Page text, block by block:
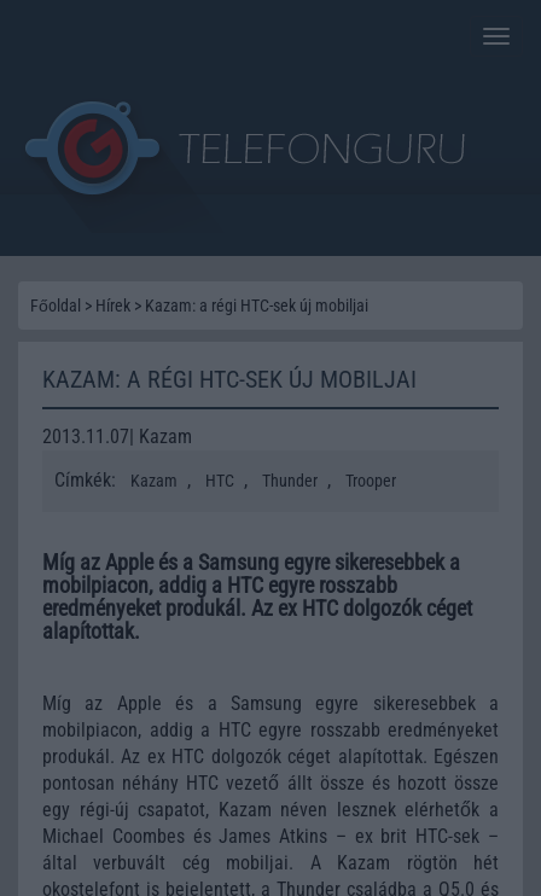
Toggle
Főoldal > Hírek > Kazam: a régi HTC-sek új mobiljai
KAZAM: A RÉGI HTC-SEK ÚJ MOBILJAI
2013.11.07| Kazam
Címkék:
Kazam , HTC , Thunder , Trooper
Míg az Apple és a Samsung egyre sikeresebbek a
mobilpiacon, addig a HTC egyre rosszabb
eredményeket produkál. Az ex HTC dolgozók céget
alapítottak.
Míg az Apple és a Samsung egyre sikeresebbek a
mobilpiacon, addig a HTC egyre rosszabb eredményeket
produkál. Az ex HTC dolgozók céget alapítottak. Egészen
pontosan néhány HTC vezető állt össze és hozott össze
egy régi-új csapatot, Kazam néven lesznek elérhetők a
Michael Coombes és James Atkins – ex brit HTC-sek –
által verbuvált cég mobiljai. A Kazam rögtön hét
okostelefont is bejelentett, a Thunder családba a Q5.0 és